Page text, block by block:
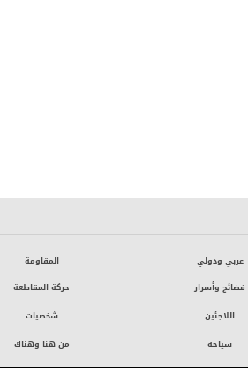
عربي ودولي
فضائح وأسرار
اللاجئين
سياحة
المقاومة
حركة المقاطعة
شخصيات
من هنا وهناك